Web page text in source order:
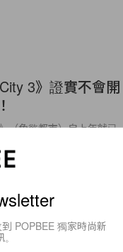
3》證實不會開
（色慾都市）自上年就已
都已經準備好了，豈料
演
POPBEE 獨家時尚新